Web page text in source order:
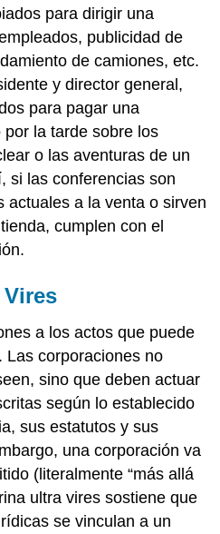
para dirigir una
publicidad de
de camiones, etc.
y director general,
para pagar una
la tarde sobre los
o las aventuras de un
si las conferencias son
actuales a la venta o sirven
cumplen con el
a los actos que puede
Las corporaciones no
sino que deben actuar
según lo establecido
sus estatutos y sus
una corporación va
(literalmente “más allá
ultra vires sostiene que
se vinculan a un